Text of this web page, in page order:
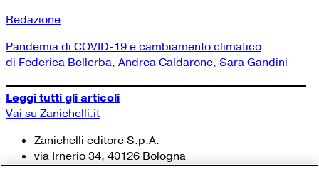
Redazione
Pandemia di COVID-19 e cambiamento climatico
di Federica Bellerba, Andrea Caldarone, Sara Gandini
Leggi tutti gli articoli
Vai su Zanichelli.it
Zanichelli editore S.p.A.
via Irnerio 34, 40126 Bologna